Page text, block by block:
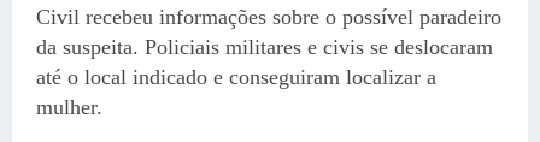
Civil recebeu informações sobre o possível paradeiro
da suspeita. Policiais militares e civis se deslocaram
até o local indicado e conseguiram localizar a
mulher.